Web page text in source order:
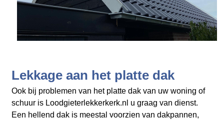
Lekkage aan het platte dak
Ook bij problemen van het platte dak van uw woning of
schuur is Loodgieterlekkerkerk.nl u graag van dienst.
Een hellend dak is meestal voorzien van dakpannen,